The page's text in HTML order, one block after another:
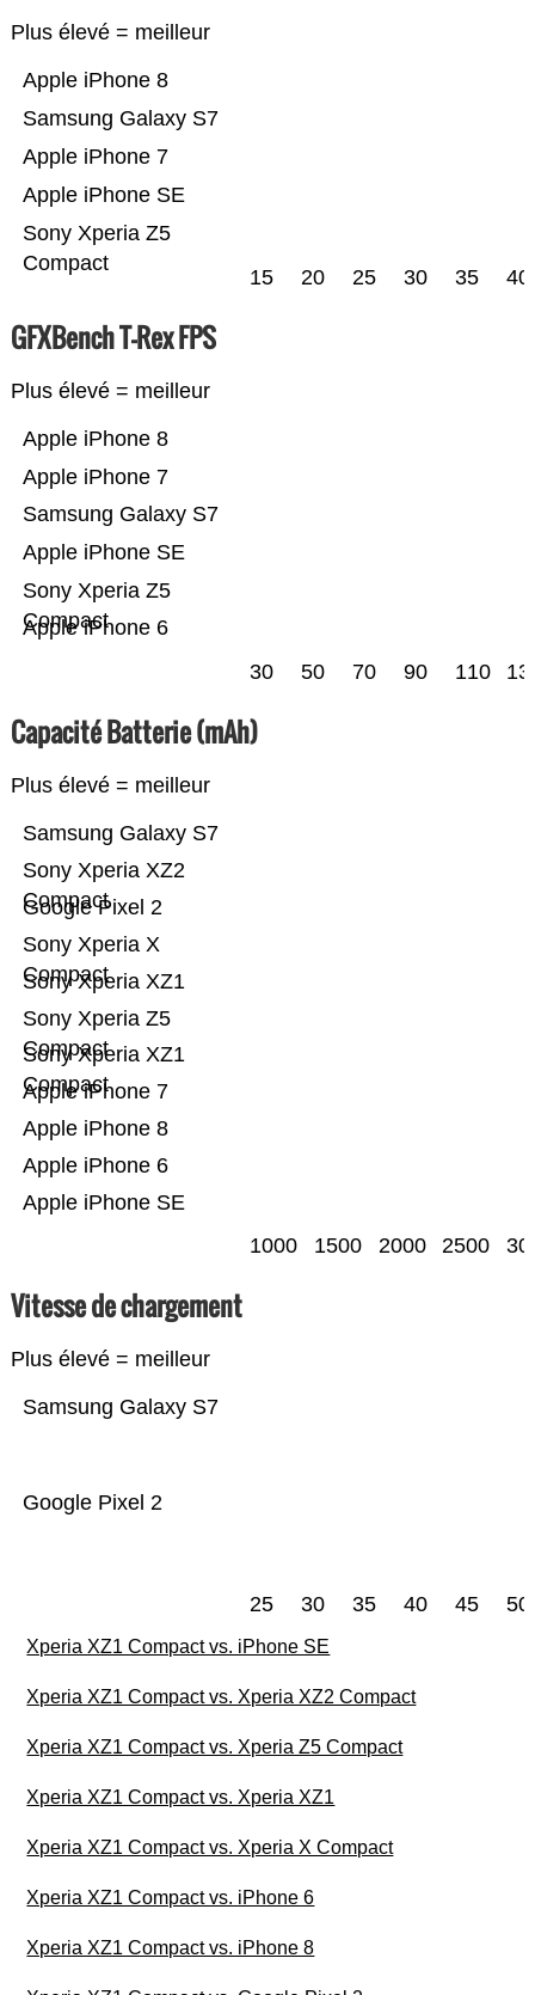
Plus élevé = meilleur
Sony Xperia Z5
Compact
Apple iPhone SE
Apple iPhone 7
Samsung Galaxy S7
Apple iPhone 8
15 20 25 30 35 40
GFXBench T-Rex FPS
Plus élevé = meilleur
Apple iPhone 6
Sony Xperia Z5
Compact
Apple iPhone SE
Samsung Galaxy S7
Apple iPhone 7
Apple iPhone 8
30 50 70 90 110
Capacité Batterie (mAh)
Plus élevé = meilleur
Apple iPhone SE
Apple iPhone 6
Apple iPhone 8
Apple iPhone 7
Sony Xperia XZ1
Compact
Sony Xperia Z5
Compact
Sony Xperia XZ1
Sony Xperia X
Compact
Google Pixel 2
Sony Xperia XZ2
Compact
Samsung Galaxy S7
1000 1500 2000 2500
Vitesse de chargement
Plus élevé = meilleur
Google Pixel 2
Samsung Galaxy S7
25 30 35 40 45 50
Xperia XZ1 Compact vs. iPhone SE
Xperia XZ1 Compact vs. Xperia XZ2 Compact
Xperia XZ1 Compact vs. Xperia Z5 Compact
Xperia XZ1 Compact vs. Xperia XZ1
Xperia XZ1 Compact vs. Xperia X Compact
Xperia XZ1 Compact vs. iPhone 6
Xperia XZ1 Compact vs. iPhone 8